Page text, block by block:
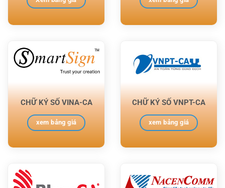
CHỮ KÝ SỐ VINA-CA
xem bảng giá
CHỮ KÝ SỐ VNPT-CA
xem bảng giá